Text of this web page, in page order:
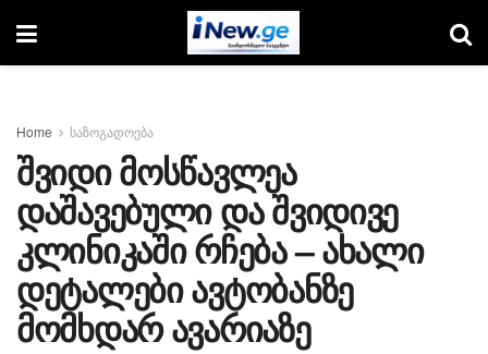
Home საზოგადოება
შვიდი მოსწავლეა
დაშავებული და შვიდივე
კლინიკაში რჩება – ახალი
დეტალები ავტობანზე
მომხდარ ავარიაზე